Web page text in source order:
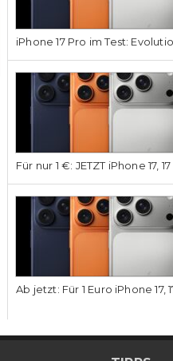
iPhone 17 Pro im Test:
Für nur 1 €: JETZT iPhone 17,
Ab jetzt: Für 1 Euro iPhone